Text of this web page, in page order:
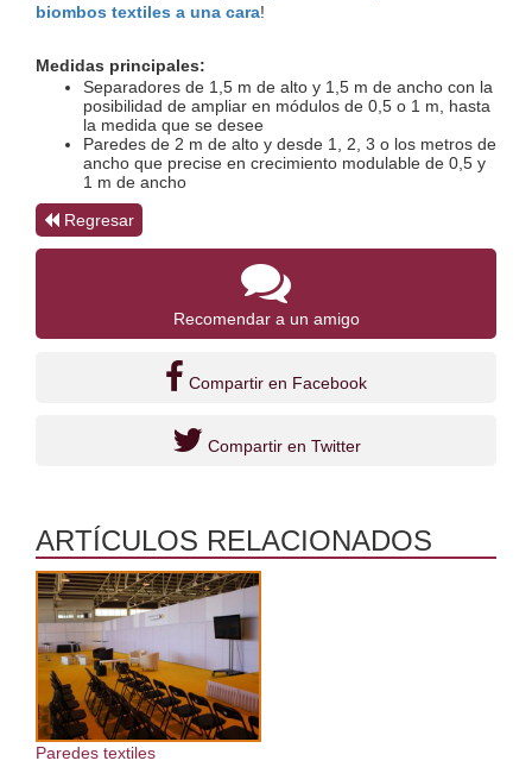
biombos textiles a una cara!
Medidas principales:
Separadores de 1,5 m de alto y 1,5 m de ancho con la
posibilidad de ampliar en módulos de 0,5 o 1 m, hasta
la medida que se desee
Paredes de 2 m de alto y desde 1, 2, 3 o los metros de
ancho que precise en crecimiento modulable de 0,5 y
1 m de ancho
Regresar
Recomendar a un amigo
Compartir en Facebook
Compartir en Twitter
ARTÍCULOS RELACIONADOS
Paredes textiles